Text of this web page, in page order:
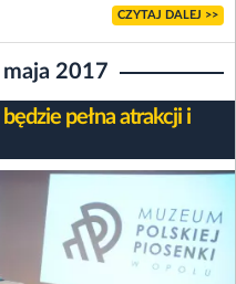
CZYTAJ DALEJ >>
2017
pełna atrakcji i